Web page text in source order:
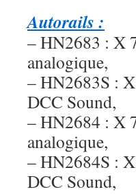
Autorails :
– HN2683 : X
analogique,
– HN2683S :
DCC Sound,
– HN2684 : X
analogique,
– HN2684S :
DCC Sound,